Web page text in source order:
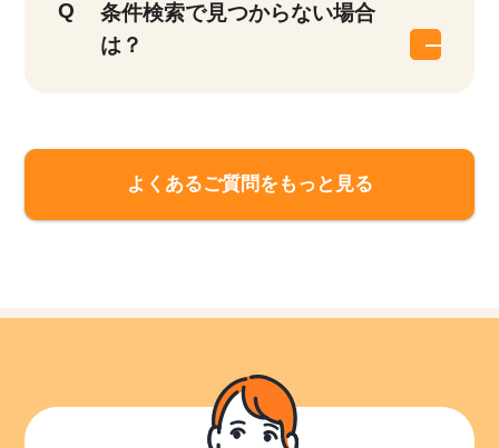
条件検索で見つからない場合
は？
よくあるご質問をもっと見る